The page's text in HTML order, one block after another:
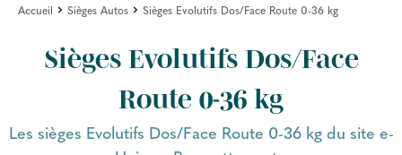
Accueil Sièges Autos Sièges Evolutifs Dos/Face Route 0-36 kg
Sièges Evolutifs Dos/Face
Route 0-36 kg
Les sièges Evolutifs Dos/Face Route 0-36 kg du site e-